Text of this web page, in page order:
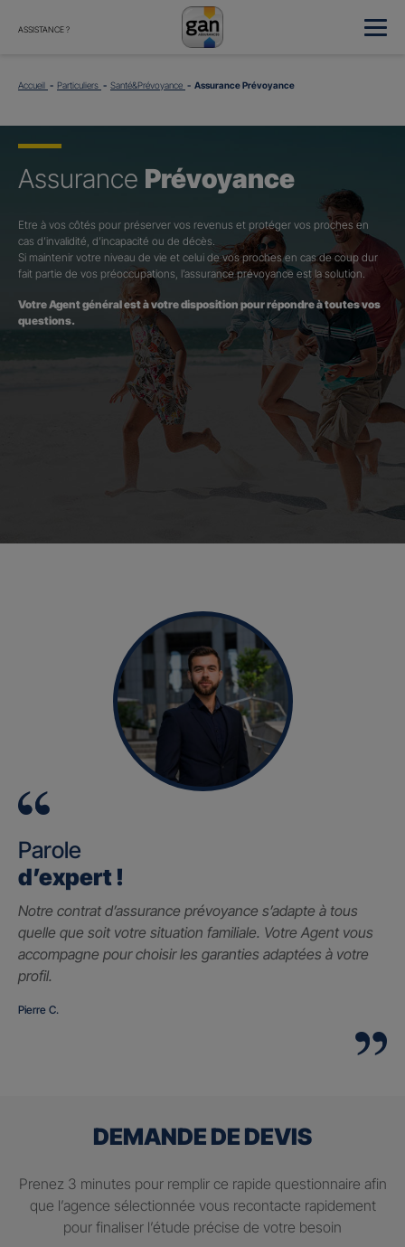
ASSISTANCE ?
Accueil Particuliers Santé&Prévoyance Assurance Prévoyance
Assurance Prévoyance
Etre à vos côtés pour préserver vos revenus et protéger vos proches en
cas d’invalidité, d’incapacité ou de décès.
Si maintenir votre niveau de vie et celui de vos proches en cas de coup dur
fait partie de vos préoccupations, l’assurance prévoyance est la solution.
Votre Agent général est à votre disposition pour répondre à toutes vos
questions.
Parole
d’expert !
Notre contrat d’assurance prévoyance s’adapte à tous
quelle que soit votre situation familiale. Votre Agent vous
accompagne pour choisir les garanties adaptées à votre
profil.
Pierre C.
DEMANDE DE DEVIS
Prenez 3 minutes pour remplir ce rapide questionnaire afin
que l’agence sélectionnée vous recontacte rapidement
pour finaliser l’étude précise de votre besoin